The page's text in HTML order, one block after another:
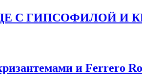
С ГИПСОФИЛОЙ И
и Ferrero